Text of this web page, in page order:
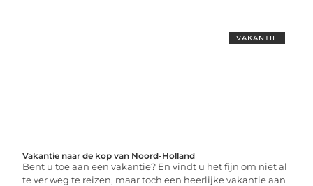
VAKANTIE
Vakantie naar de kop van Noord-Holland
Bent u toe aan een vakantie? En vindt u het fijn om niet al
te ver weg te reizen, maar toch een heerlijke vakantie aan